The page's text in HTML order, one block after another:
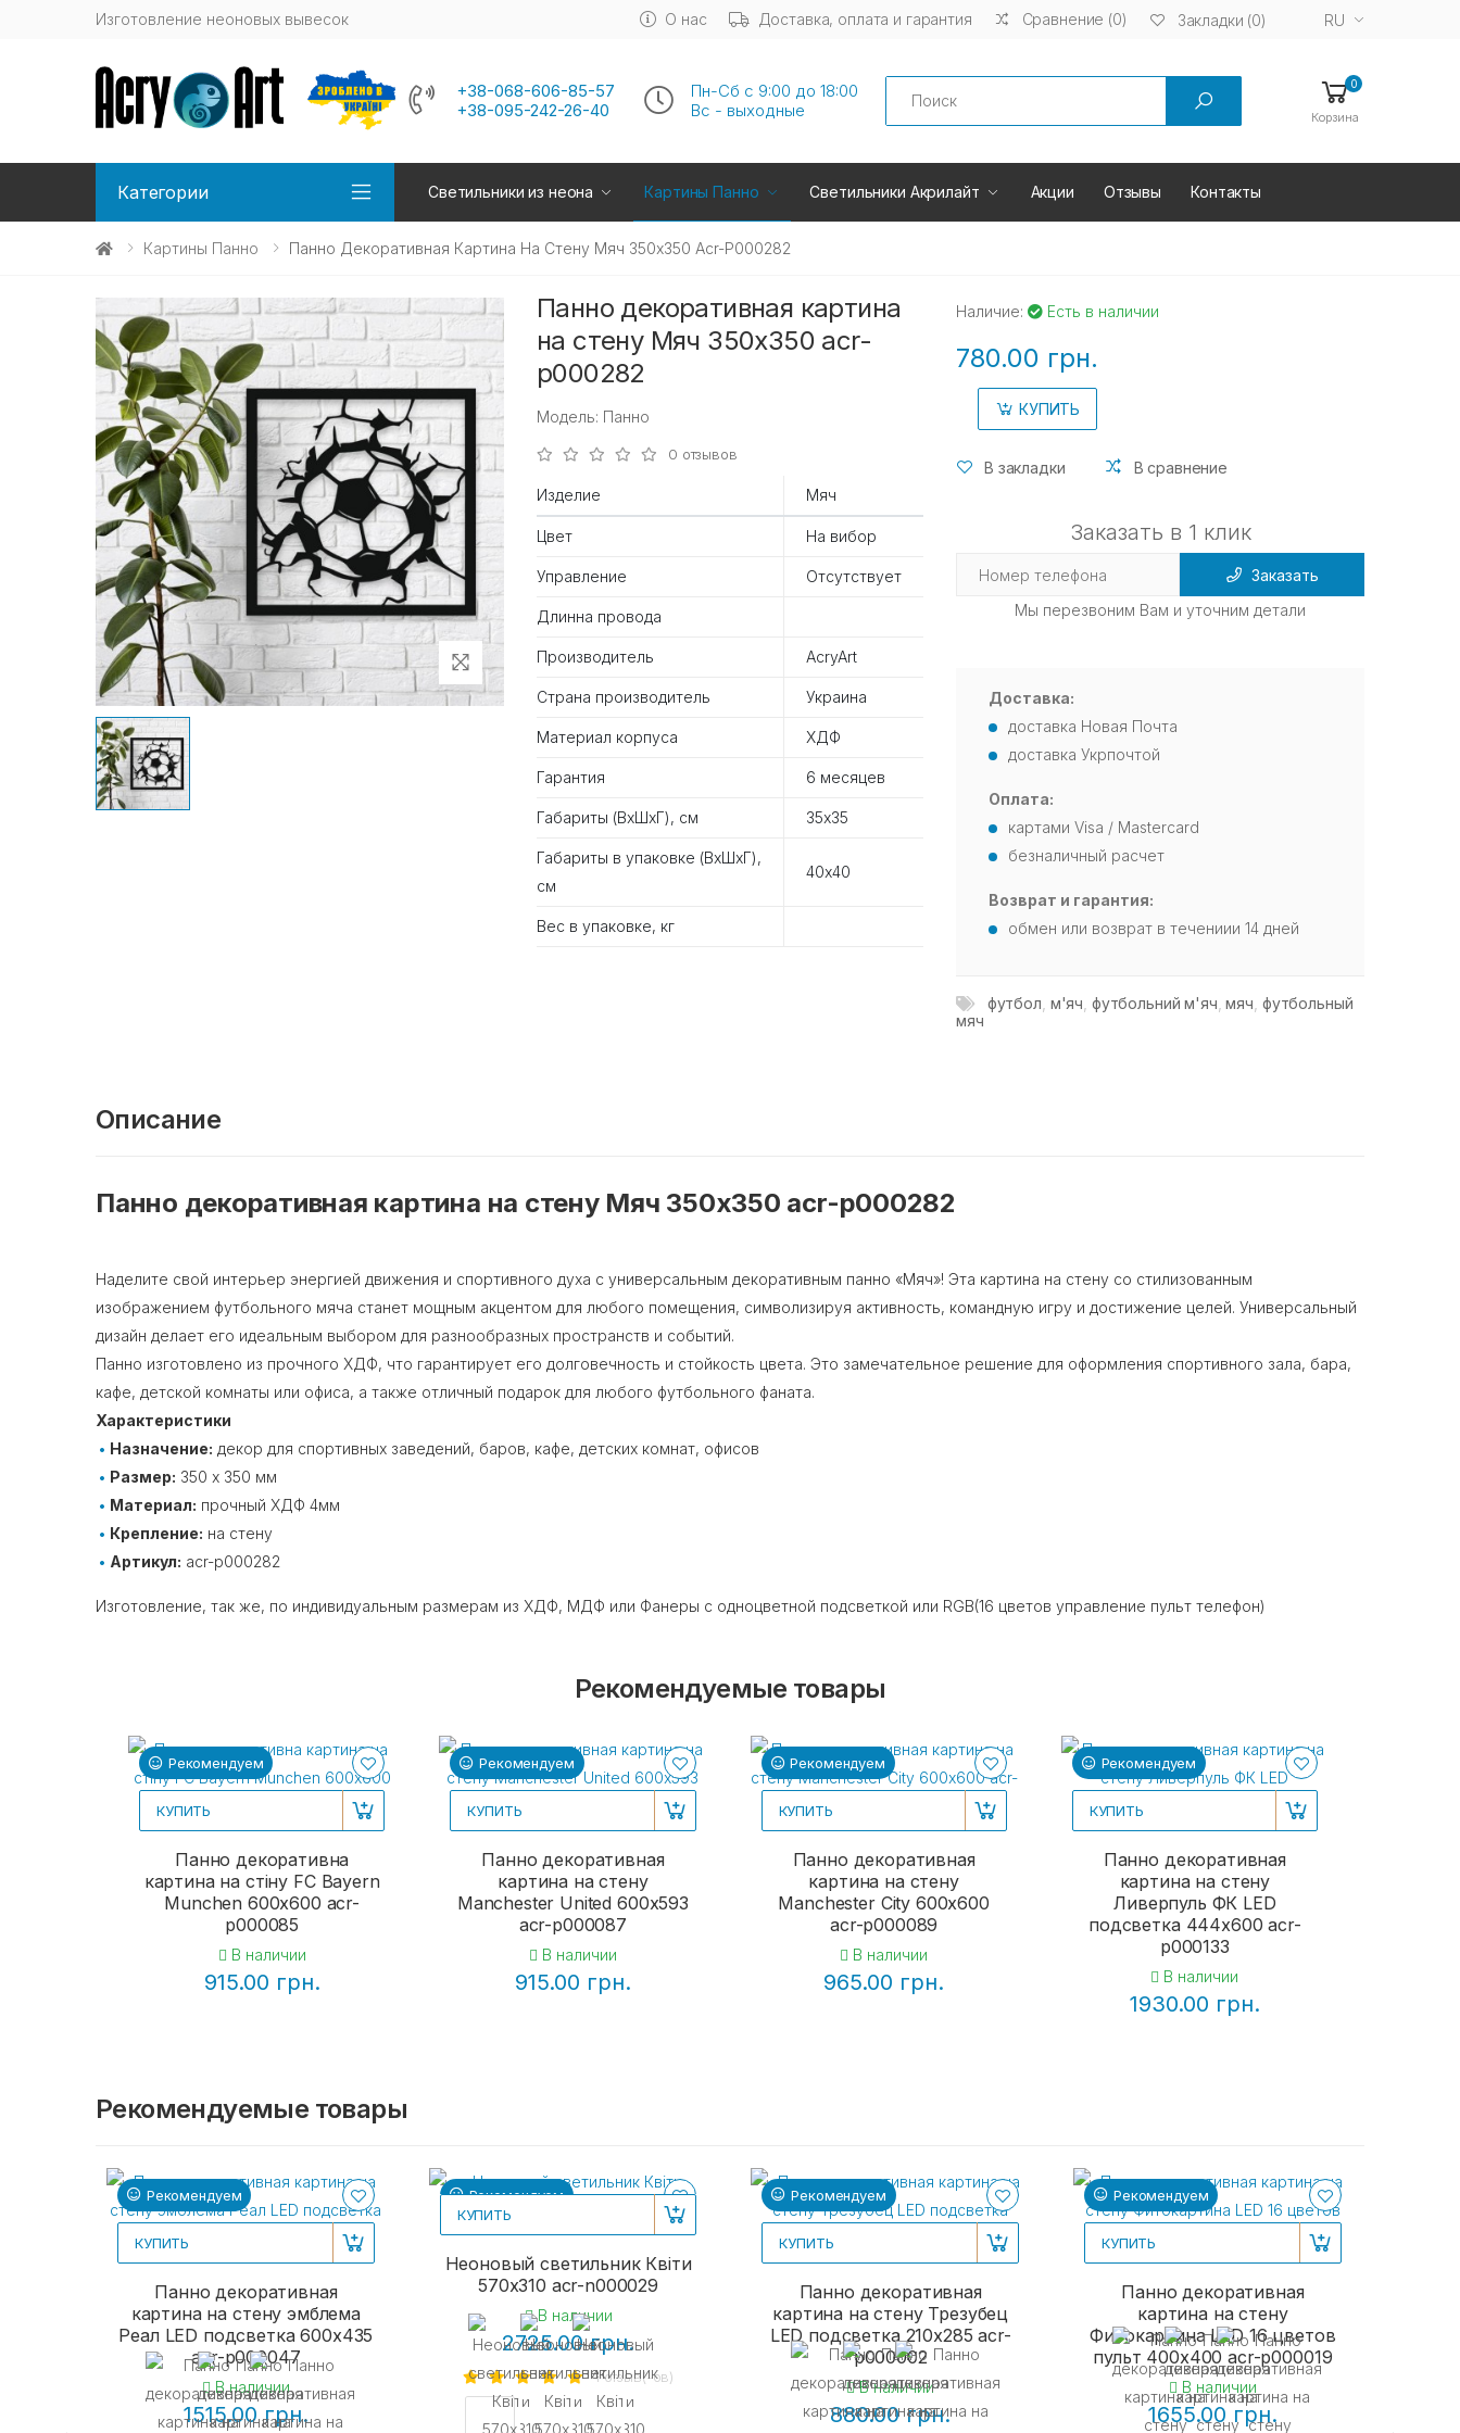
Изготовление неоновых вывесок О нас Доставка, оплата и гарантия Сравнение (0) Закладки (0) RU
+38-068-606-85-57
+38-095-242-26-40
Пн-Сб с 9:00 до 18:00
Вс - выходные
Search 0
Корзина
Категории Светильники из неона Картины Панно Светильники Акрилайт Акции Отзывы Контакты
Картины Панно Панно Декоративная Картина На Стену Мяч 350х350 Acr-P000282
Панно декоративная картина
на стену Мяч 350х350 acr-
p000282
Модель: Панно
0 отзывов
Изделие Мяч
Цвет На вибор
Управление Отсутствует
Длинна провода
Производитель AcryArt
Страна производитель Украина
Материал корпуса ХДФ
Гарантия 6 месяцев
Габариты (ВхШхГ), см 35х35
Габариты в упаковке (ВхШхГ),
см
40х40
Вес в упаковке, кг
Наличие: Есть в наличии
780.00 грн.
КУПИТЬ
В закладки В сравнение
Заказать в 1 клик
Заказать
Мы перезвоним Вам и уточним детали
Доставка:
доставка Новая Почта
доставка Укрпочтой
Оплата:
картами Visa / Mastercard
безналичный расчет
Возврат и гарантия:
обмен или возврат в течениии 14 дней
футбол м'яч футбольний м'яч ,мяч футбольный
мяч
Описание
Панно декоративная картина на стену Мяч 350х350 acr-p000282
Наделите свой интерьер энергией движения и спортивного духа с универсальным декоративным панно «Мяч»! Эта картина на стену со стилизованным
изображением футбольного мяча станет мощным акцентом для любого помещения, символизируя активность, командную игру и достижение целей. Универсальный
дизайн делает его идеальным выбором для разнообразных пространств и событий.
Панно изготовлено из прочного ХДФ, что гарантирует его долговечность и стойкость цвета. Это замечательное решение для оформления спортивного зала, бара,
кафе, детской комнаты или офиса, а также отличный подарок для любого футбольного фаната.
Характеристики
Назначение: декор для спортивных заведений, баров, кафе, детских комнат, офисов
Размер: 350 х 350 мм
Материал: прочный ХДФ 4мм
Крепление: на стену
Артикул: acr-p000282
Изготовление, так же, по индивидуальным размерам из ХДФ, МДФ или Фанеры с одноцветной подсветкой или RGB(16 цветов управление пульт телефон)
Рекомендуемые товары
Рекомендуем
КУПИТЬ
Панно декоративна
картина на стіну FC Bayern
Munchen 600х600 acr-
p000085
В наличии
915.00 грн.
Рекомендуем
КУПИТЬ
Панно декоративная
картина на стену
Manchester United 600х593
acr-p000087
В наличии
915.00 грн.
Рекомендуем
КУПИТЬ
Панно декоративная
картина на стену
Manchester City 600х600
acr-p000089
В наличии
965.00 грн.
Рекомендуем
КУПИТЬ
Панно декоративная
картина на стену
Ливерпуль ФК LED
подсветка 444х600 acr-
p000133
В наличии
1930.00 грн.
Рекомендуемые товары
Рекомендуем
КУПИТЬ
Панно декоративная
картина на стену эмблема
Реал LED подсветка 600х435
acr-p000047
В наличии
1515.00 грн.
Рекомендуем
КУПИТЬ
Неоновый светильник Квіти
570х310 acr-n000029
В наличии
2725.00 грн.
1 отзыв(-ов)
Рекомендуем
КУПИТЬ
Панно декоративная
картина на стену Трезубец
LED подсветка 210x285 acr-
p000002
В наличии
880.00 грн.
Рекомендуем
КУПИТЬ
Панно декоративная
картина на стену
Фитокартина LED 16 цветов
пульт 400x400 acr-p000019
В наличии
1655.00 грн.